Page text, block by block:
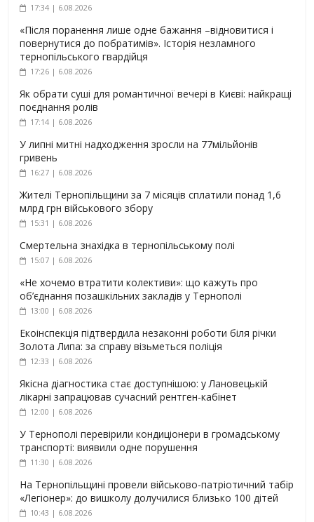
17:34 | 6.08.2026
«Після поранення лише одне бажання –відновитися і
повернутися до побратимів». Історія незламного
тернопільського гвардійця
17:26 | 6.08.2026
Як обрати суші для романтичної вечері в Києві: найкращі
поєднання ролів
17:14 | 6.08.2026
У липні митні надходження зросли на 77мільйонів
гривень
16:27 | 6.08.2026
Жителі Тернопільщини за 7 місяців сплатили понад 1,6
млрд грн військового збору
15:31 | 6.08.2026
Смертельна знахідка в тернопільському полі
15:07 | 6.08.2026
«Не хочемо втратити колективи»: що кажуть про
об’єднання позашкільних закладів у Тернополі
13:00 | 6.08.2026
Екоінспекція підтвердила незаконні роботи біля річки
Золота Липа: за справу візьметься поліція
12:33 | 6.08.2026
Якісна діагностика стає доступнішою: у Лановецькій
лікарні запрацював сучасний рентген-кабінет
12:00 | 6.08.2026
У Тернополі перевірили кондиціонери в громадському
транспорті: виявили одне порушення
11:30 | 6.08.2026
На Тернопільщині провели військово-патріотичний табір
«Легіонер»: до вишколу долучилися близько 100 дітей
10:43 | 6.08.2026